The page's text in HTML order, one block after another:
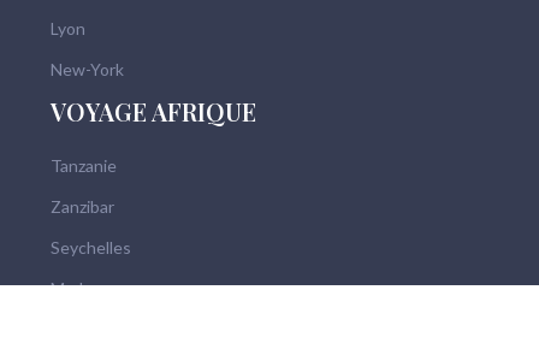
Lyon
New-York
VOYAGE AFRIQUE
Tanzanie
Zanzibar
Seychelles
Madagascar